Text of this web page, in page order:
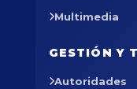
Multimedia
GESTIÓN Y
Autoridades